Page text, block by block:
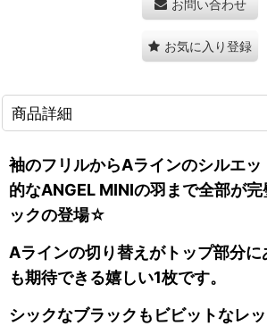
お問い合わせ
お気に入り登録
商品詳細
袖のフリルからAラインのシルエ
的なANGEL MINIの羽まで全部が
ックの登場☆
Aラインの切り替えがトップ部分
も期待できる嬉しい1枚です。
シックなブラックもビビットなレ